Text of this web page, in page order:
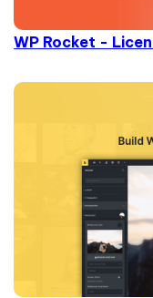
WP Rocket -